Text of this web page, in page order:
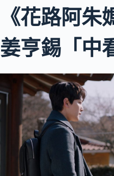
《花路阿
姜亨錫「中